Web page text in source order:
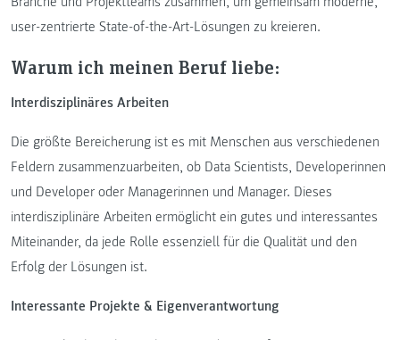
user-zentrierte State-of-the-Art-Lösungen zu kreieren.
Warum ich meinen Beruf liebe:
Interdisziplinäres Arbeiten
Die größte Bereicherung ist es mit Menschen aus verschiedenen
Feldern zusammenzuarbeiten, ob Data Scientists, Developerinnen
und Developer oder Managerinnen und Manager. Dieses
interdisziplinäre Arbeiten ermöglicht ein gutes und interessantes
Miteinander, da jede Rolle essenziell für die Qualität und den
Erfolg der Lösungen ist.
Interessante Projekte & Eigenverantwortung